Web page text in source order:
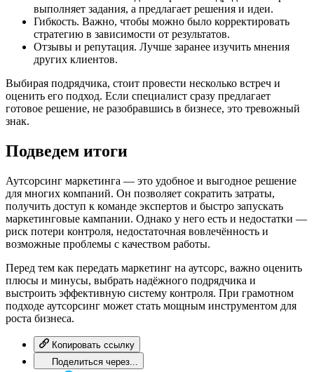
выполняет задания, а предлагает решения и идеи.
Гибкость. Важно, чтобы можно было корректировать
стратегию в зависимости от результатов.
Отзывы и репутация. Лучше заранее изучить мнения
других клиентов.
Выбирая подрядчика, стоит провести несколько встреч и
оценить его подход. Если специалист сразу предлагает
готовое решение, не разобравшись в бизнесе, это тревожный
знак.
Подведем итоги
Аутсорсинг маркетинга — это удобное и выгодное решение
для многих компаний. Он позволяет сократить затраты,
получить доступ к команде экспертов и быстро запускать
маркетинговые кампании. Однако у него есть и недостатки —
риск потери контроля, недостаточная вовлечённость и
возможные проблемы с качеством работы.
Перед тем как передать маркетинг на аутсорс, важно оценить
плюсы и минусы, выбрать надёжного подрядчика и
выстроить эффективную систему контроля. При грамотном
подходе аутсорсинг может стать мощным инструментом для
роста бизнеса.
Копировать ссылку
Поделиться через...